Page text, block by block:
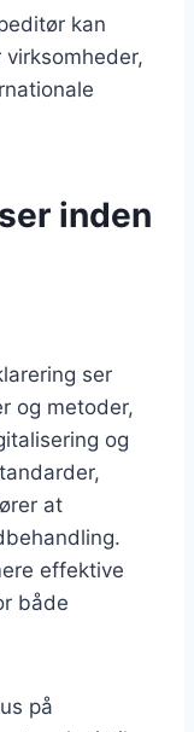
kan
inden
ser
og metoder,
og
at
effektive
både
på